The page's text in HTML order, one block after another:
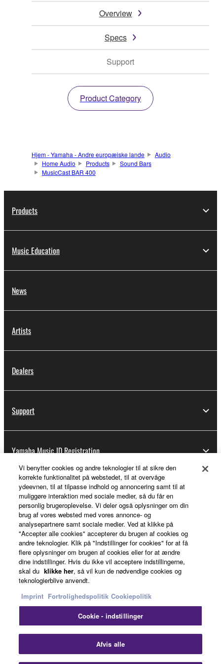
Overview
Specs
Support
Product Category
Hjem - Yamaha - Andre europæiske lande
Audio
Home Audio
Products
Sound Bars
MusicCast BAR 400
Products
Music Education
News
Artists
Dealers
Support
Yamaha Music ID Registration
About Yamaha
Danmark - English
Business
Betingelser og vilkår
CookiepolitikImprint
Vi benytter cookies og andre teknologier til at sikre den
korrekte funktionalitet på webstedet, til at overvåge
ydeevnen, til at tilpasse indhold og annoncering samt til at
muliggøre interaktion med sociale medier, så du får en
personlig brugeroplevelse. Vi deler også oplysninger om din
brug af vores websted med vores annonce- og
analysepartnere samt sociale medier. Ved at klikke på
"Accepter alle cookies" accepterer du brugen af cookies og
andre teknologier. Klik på "Indstillinger for cookies" for at få
flere oplysninger om brugen af cookies eller for at ændre
dine indstillinger. Hvis du ikke vil acceptere indstillingerne,
skal du klikke her, så vil kun de nødvendige cookies og
teknologierblive anvendt.
Imprint Fortrolighedspolitik Cookiepolitik
Cookie - indstillinger
Afvis alle